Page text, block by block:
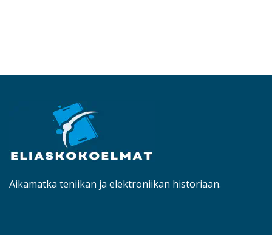
Aikamatka teniikan ja elektroniikan historiaan.